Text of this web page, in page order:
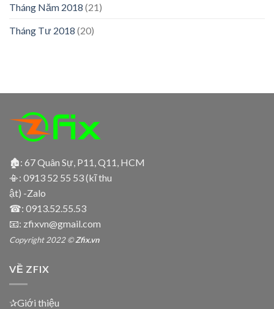
Tháng Năm 2018 (21)
Tháng Tư 2018 (20)
🏚: 67 Quân Sự, P11, Q11, HCM
📳: 0913 52 55 53 (kĩ thu
ật) -Zalo
☎: 0913.52.55.53
📧: zfixvn@gmail.com
Copyright 2022 ©Zfix.vn
VỀ ZFIX
✰Giới thiệu